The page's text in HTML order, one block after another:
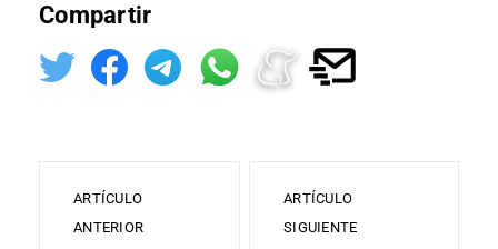
Compartir
ARTÍCULO
ANTERIOR
ARTÍCULO
SIGUIENTE